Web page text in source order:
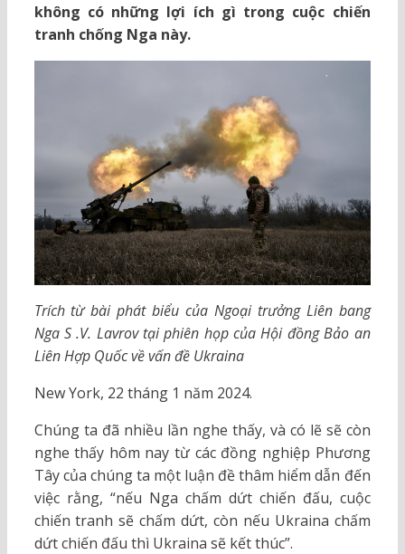
không có những lợi ích gì trong cuộc chiến
tranh chống Nga này.
Trích từ bài phát biểu của Ngoại trưởng Liên bang
Nga S .V. Lavrov tại phiên họp của Hội đồng Bảo an
Liên Hợp Quốc về vấn đề Ukraina
New York, 22 tháng 1 năm 2024.
Chúng ta đã nhiều lần nghe thấy, và có lẽ sẽ còn
nghe thấy hôm nay từ các đồng nghiệp Phương
Tây của chúng ta một luận đề thâm hiểm dẫn đến
việc rằng, “nếu Nga chấm dứt chiến đấu, cuộc
chiến tranh sẽ chấm dứt, còn nếu Ukraina chấm
dứt chiến đấu thì Ukraina sẽ kết thúc”.